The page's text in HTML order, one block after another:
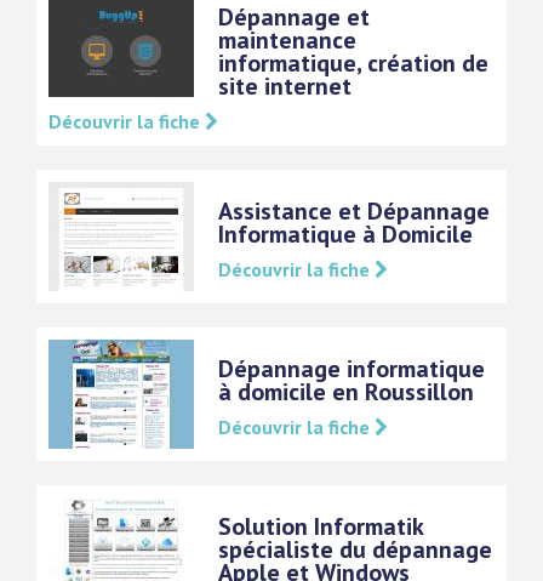
Dépannage et
maintenance
informatique, création de
site internet
Découvrir la fiche
Assistance et Dépannage
Informatique à Domicile
Découvrir la fiche
Dépannage informatique
à domicile en Roussillon
Découvrir la fiche
Solution Informatik
spécialiste du dépannage
Apple et Windows